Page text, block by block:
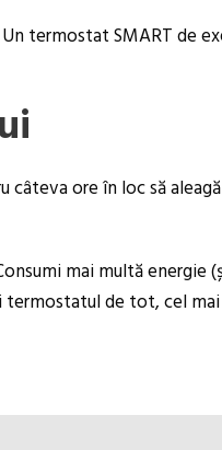
termostat SMART de
câteva ore în loc să
mai multă energie
de tot, cel